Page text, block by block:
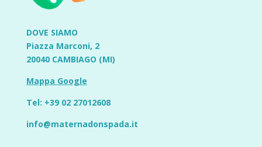
DOVE SIAMO
Piazza Marconi, 2
20040 CAMBIAGO (MI)
Mappa Google
Tel: +39 02 27012608
info@maternadonspada.it